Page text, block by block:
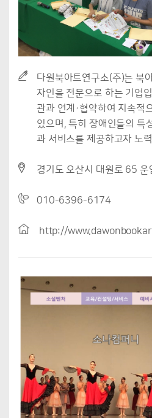
다원북아트연구소(주)는 북
자인을 전문으로 하는 기업
관과 연계·협약하여 지속적
있으며, 특히 장애인들의 특
과 서비스를 제공하고자 노
경기도 오산시 대원로 65
010-6396-6174
http://